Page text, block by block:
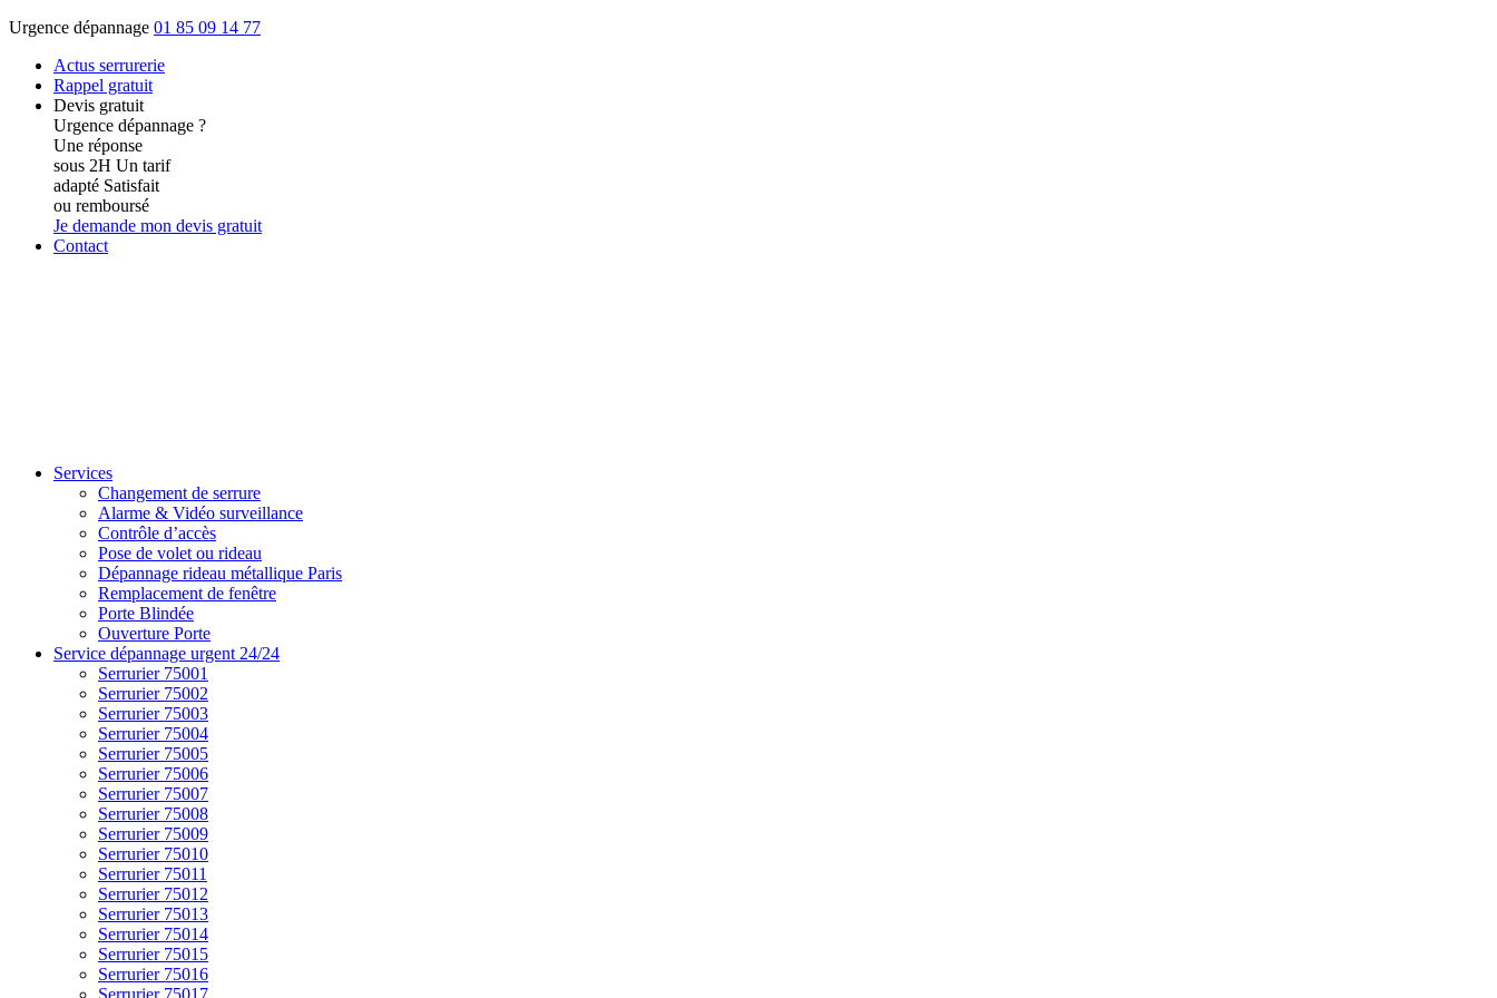
Urgence dépannage 01 85 09 14 77
Actus serrurerie
Rappel gratuit
Devis gratuit
Urgence dépannage ?
Une réponse
sous 2H Un tarif
adapté Satisfait
ou remboursé
Je demande mon devis gratuit
Contact
Services
Changement de serrure
Alarme & Vidéo surveillance
Contrôle d’accès
Pose de volet ou rideau
Dépannage rideau métallique Paris
Remplacement de fenêtre
Porte Blindée
Ouverture Porte
Service dépannage urgent 24/24
Serrurier 75001
Serrurier 75002
Serrurier 75003
Serrurier 75004
Serrurier 75005
Serrurier 75006
Serrurier 75007
Serrurier 75008
Serrurier 75009
Serrurier 75010
Serrurier 75011
Serrurier 75012
Serrurier 75013
Serrurier 75014
Serrurier 75015
Serrurier 75016
Serrurier 75017